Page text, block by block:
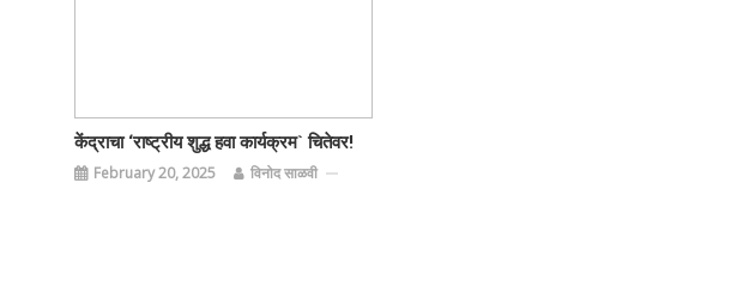
केंद्राचा ‘राष्ट्रीय शुद्ध हवा कार्यक्रम` चितेवर!
February 20, 2025 विनोद साळवी